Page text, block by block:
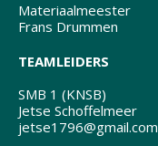
Materiaalmeester
Frans Drummen
TEAMLEIDERS
SMB 1 (KNSB)
Jetse Schoffelmeer
jetse1796@gmail.com